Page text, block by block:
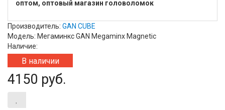
оптом, оптовый магазин головоломок
Производитель: GAN CUBE
Модель: Мегаминкс GAN Megaminx Magnetic
Наличие:
В наличии
4150 руб.